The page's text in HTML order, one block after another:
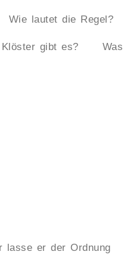
Wie lautet die Regel?
gibt es? Was
lasse er der Ordnung